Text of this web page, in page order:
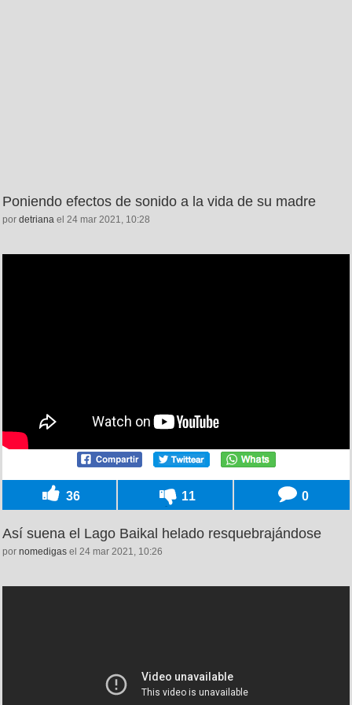
Poniendo efectos de sonido a la vida de su madre
por detriana el 24 mar 2021, 10:28
36 11 0
Así suena el Lago Baikal helado resquebrajándose
por nomedigas el 24 mar 2021, 10:26